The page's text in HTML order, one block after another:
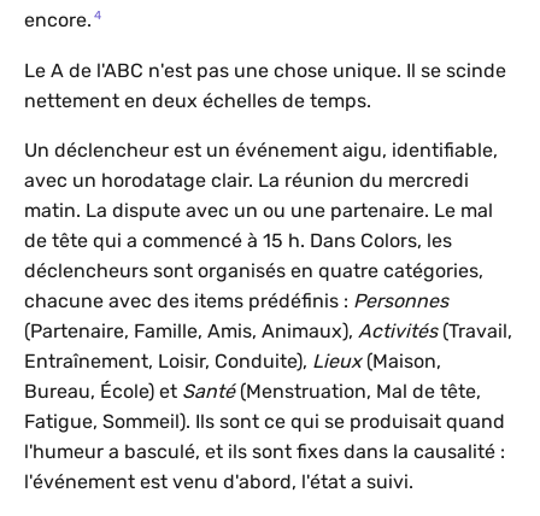
encore. 4
Le A de l'ABC n'est pas une chose unique. Il se scinde
nettement en deux échelles de temps.
Un déclencheur est un événement aigu, identifiable,
avec un horodatage clair. La réunion du mercredi
matin. La dispute avec un ou une partenaire. Le mal
de tête qui a commencé à 15 h. Dans Colors, les
déclencheurs sont organisés en quatre catégories,
chacune avec des items prédéfinis : Personnes
(Partenaire, Famille, Amis, Animaux), Activités(Travail,
Entraînement, Loisir, Conduite), Lieux(Maison,
Bureau, École) et Santé(Menstruation, Mal de tête,
Fatigue, Sommeil). Ils sont ce qui se produisait quand
l'humeur a basculé, et ils sont fixes dans la causalité :
l'événement est venu d'abord, l'état a suivi.